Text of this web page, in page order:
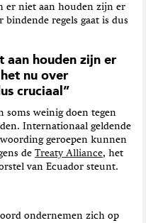
er niet aan houden zijn er
bindende regels gaat is dus
aan houden zijn er
nu over
cruciaal”
weinig doen tegen
Internationaal geldende
geroepen kunnen
de Treaty Alliance, het
van Ecuador steunt.
ondernemen zich op